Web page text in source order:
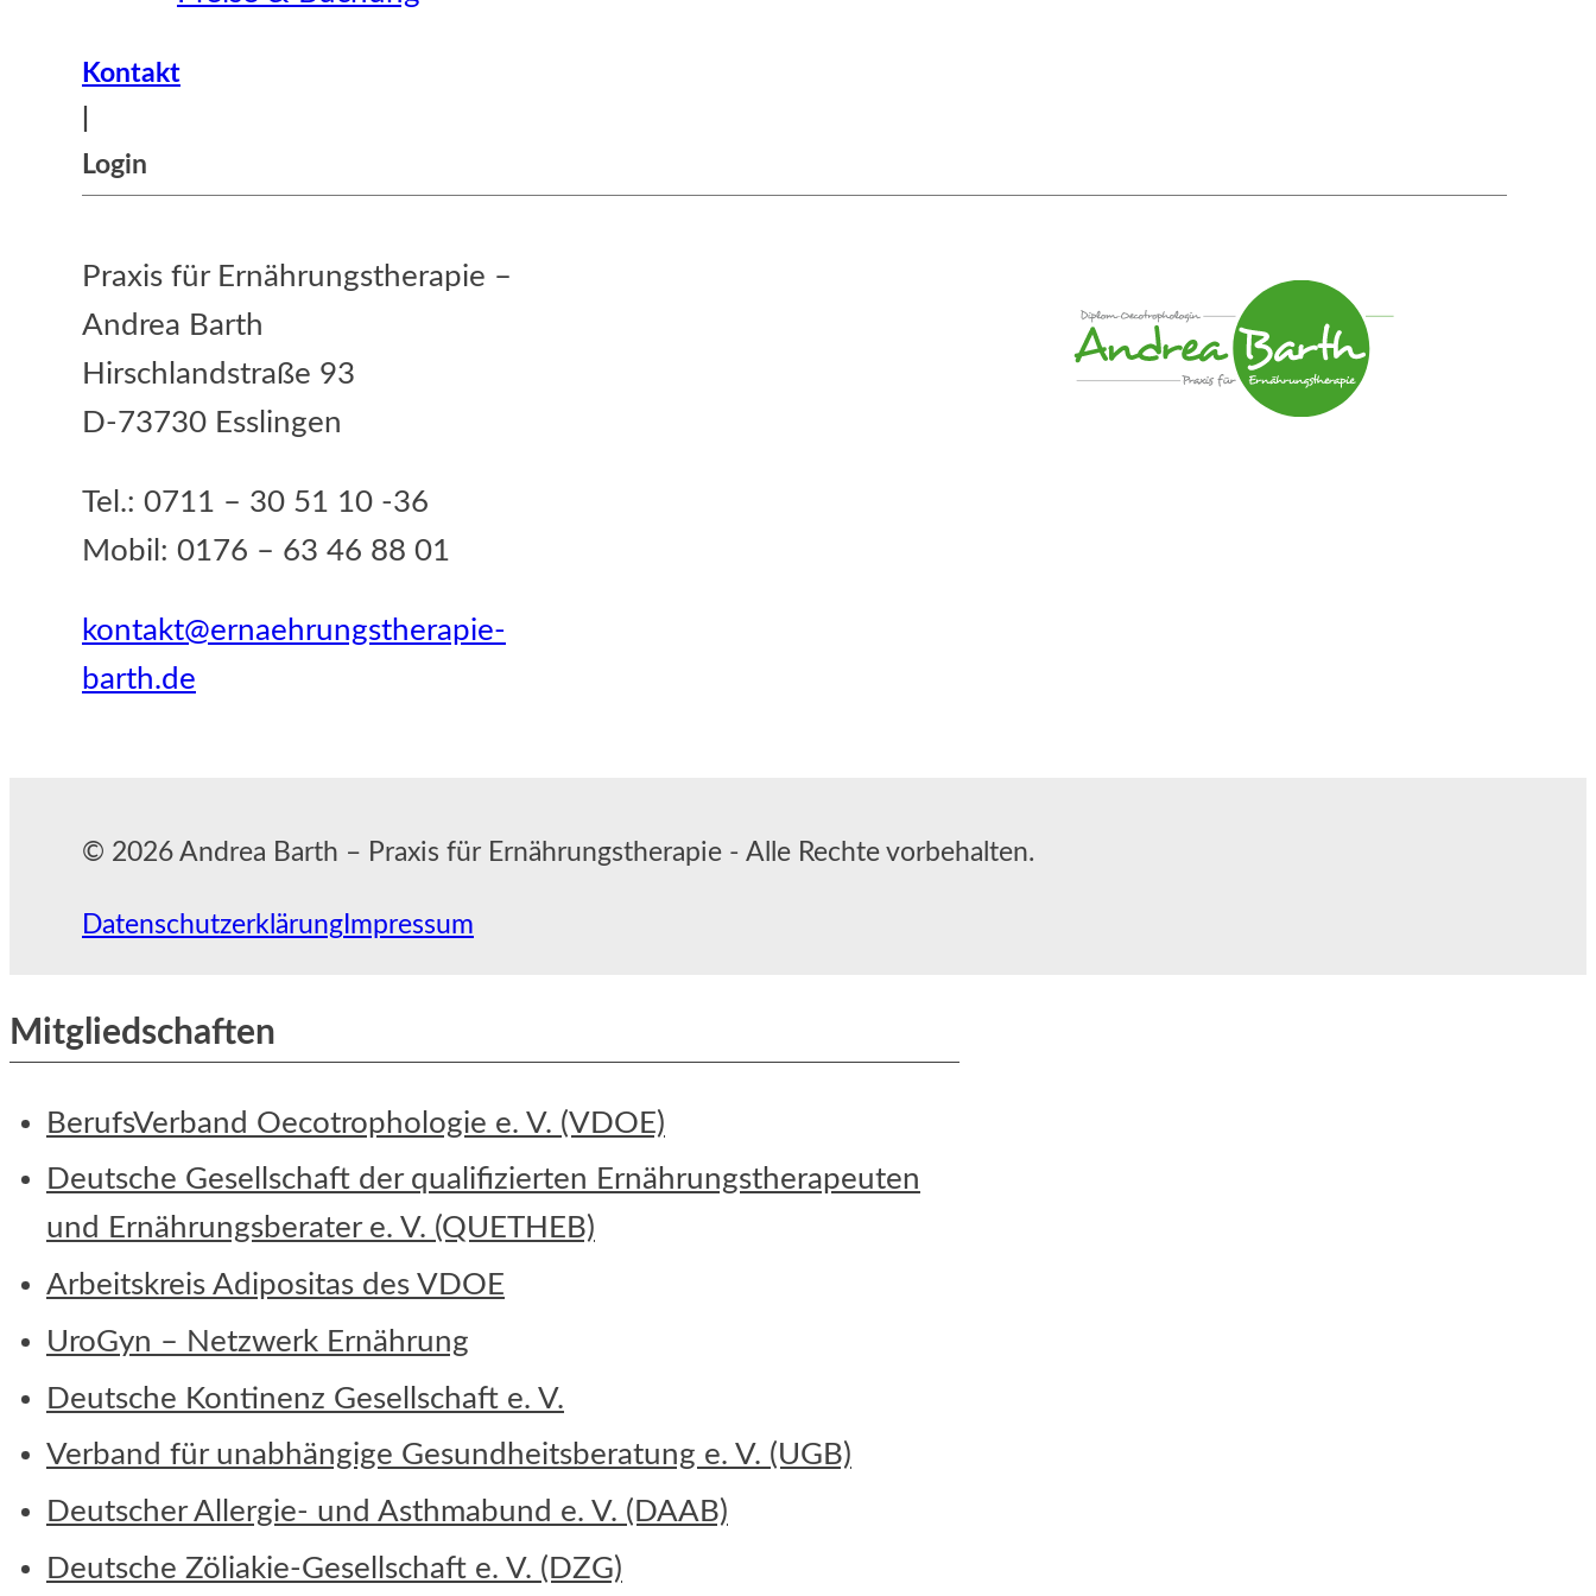
Kontakt
Login
Praxis für Ernährungstherapie –
Andrea Barth
Hirschlandstraße 93
D-73730 Esslingen
Tel.: 0711 – 30 51 10 -36
Mobil: 0176 – 63 46 88 01
kontakt@ernaehrungstherapie-
barth.de
© 2026 Andrea Barth – Praxis für Ernährungstherapie - Alle Rechte vorbehalten.
DatenschutzerklärungImpressum
Mitgliedschaften
BerufsVerband Oecotrophologie e. V. (VDOE)
Deutsche Gesellschaft der qualifizierten Ernährungstherapeuten
und Ernährungsberater e. V. (QUETHEB)
Arbeitskreis Adipositas des VDOE
UroGyn – Netzwerk Ernährung
Deutsche Kontinenz Gesellschaft e. V.
Verband für unabhängige Gesundheitsberatung e. V. (UGB)
Deutscher Allergie- und Asthmabund e. V. (DAAB)
Deutsche Zöliakie-Gesellschaft e. V. (DZG)